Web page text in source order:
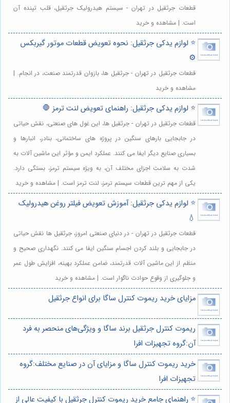
قطعات جرثقیل در تهران - سیستم هیدرولیک جرثقیل، قلب تپنده آن
است. | مشاهده و خرید
⭐️ لوازم یدکی جرثقیل: نحوه تعویض قطعات موتور گیربکس
⚙️
قطعات جرثقیل در تهران - جرثقیل ها، بازوان قدرتمند صنعت، در انجام. |
مشاهده و خرید
⭐️ لوازم یدکی جرثقیل: راهنمای تعویض لنت ترمز 🛑
قطعات جرثقیل در تهران - جرثقیل ها، این غول های صنعتی، نقش حیاتی
در جابجایی بارهای سنگین در پروژه های ساختمانی، بنادر، انبارها و
بسیاری صنایع دیگر ایفا می کنند. عملکرد ایمن و مؤثر این ماشین آلات به
شدت به سلامت اجزای مختلف آن، به ویژه سیستم ترمز، بستگی دارد.
یکی از مهم ترین قطعات سیستم ترمز، لنت ترمز است. | مشاهده و خرید
⭐️ لوازم یدکی جرثقیل: آموزش تعویض فیلتر روغن هیدرولیک
💧
قطعات جرثقیل در تهران - در دنیای صنعتی امروز، جرثقیل ها نقش حیاتی
در جابجایی و بلند کردن اجسام سنگین ایفا می کنند. نگهداری صحیح و
منظم از این ماشین آلات قدرتمند، ضامن عملکرد بهینه، افزایش طول عمر
و جلوگیری از وقوع حوادث ناگوار است. | مشاهده و خرید
مزایای خرید ریموت کنترل ساگا برای انواع جرثقیل
ریموت کنترل جرثقیل برند ساگا و ویژگی‌های منحصر به فرد
آن:گروه تجهیزات افرا
خرید ریموت کنترل ساگا و مزایای آن در صنایع مختلف:گروه
تجهیزات افرا
⭐️ راهنمای جامع خرید ریموت کنترل جرثقیل با کیفیت عالی از